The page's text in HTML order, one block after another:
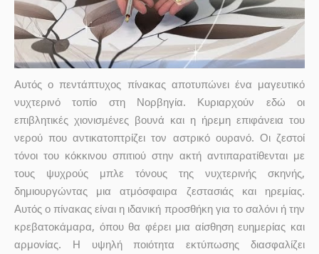
Αυτός ο πεντάπτυχος πίνακας αποτυπώνει ένα μαγευτικό
νυχτερινό τοπίο στη Νορβηγία. Κυριαρχούν εδώ οι
επιβλητικές χιονισμένες βουνά και η ήρεμη επιφάνεια του
νερού που αντικατοπτρίζει τον αστρικό ουρανό. Οι ζεστοί
τόνοι του κόκκινου σπιτιού στην ακτή αντιπαρατίθενται με
τους ψυχρούς μπλε τόνους της νυχτερινής σκηνής,
δημιουργώντας μια ατμόσφαιρα ζεστασιάς και ηρεμίας.
Αυτός ο πίνακας είναι η ιδανική προσθήκη για το σαλόνι ή την
κρεβατοκάμαρα, όπου θα φέρει μια αίσθηση ευημερίας και
αρμονίας. Η υψηλή ποιότητα εκτύπωσης διασφαλίζει